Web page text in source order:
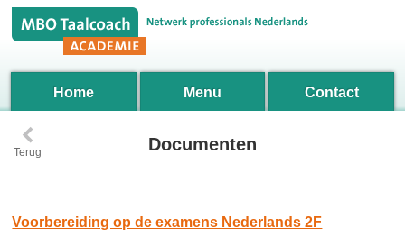
Home Menu Contact
‹
Terug Documenten
Voorbereiding op de examens Nederlands 2F